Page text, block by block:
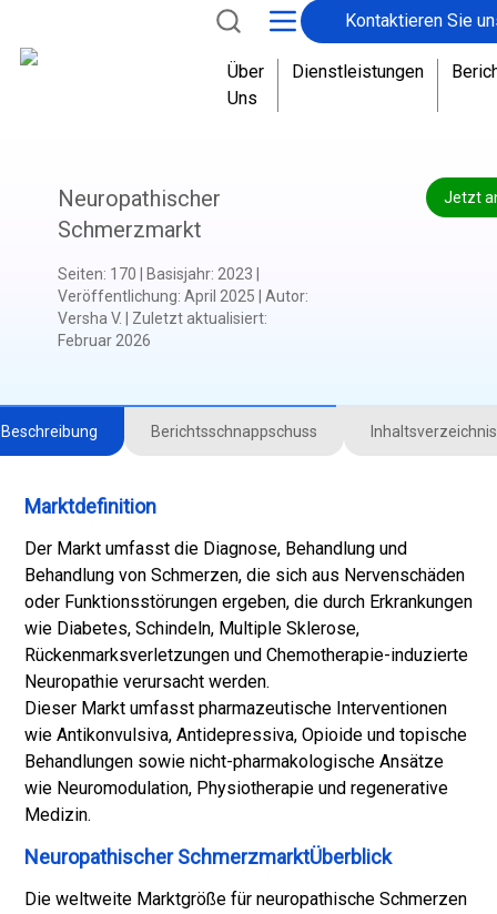
Kontaktieren Sie
Über
Uns
Dienstleistungen
Jetzt
Neuropathischer
Schmerzmarkt
Seiten: 170 Basisjahr: 2023
Veröffentlichung: April 2025 Autor:
Versha V.
Zuletzt aktualisiert:
Februar 2026
Beschreibung Berichtsschnappschuss Inhaltsverzeichnis
Marktdefinition
Der Markt umfasst die Diagnose, Behandlung und
Behandlung von Schmerzen, die sich aus Nervenschäden
oder Funktionsstörungen ergeben, die durch Erkrankungen
wie Diabetes, Schindeln, Multiple Sklerose,
Rückenmarksverletzungen und Chemotherapie-induzierte
Neuropathie verursacht werden.
Dieser Markt umfasst pharmazeutische Interventionen
wie Antikonvulsiva, Antidepressiva, Opioide und topische
Behandlungen sowie nicht-pharmakologische Ansätze
wie Neuromodulation, Physiotherapie und regenerative
Medizin.
Neuropathischer SchmerzmarktÜberblick
Die weltweite Marktgröße für neuropathische Schmerzen